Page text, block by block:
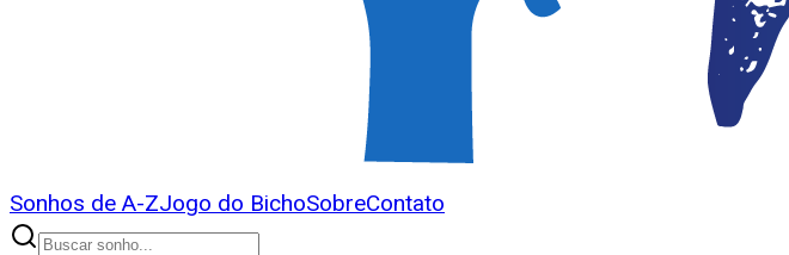
Sonhos de A-ZJogo do BichoSobreContato